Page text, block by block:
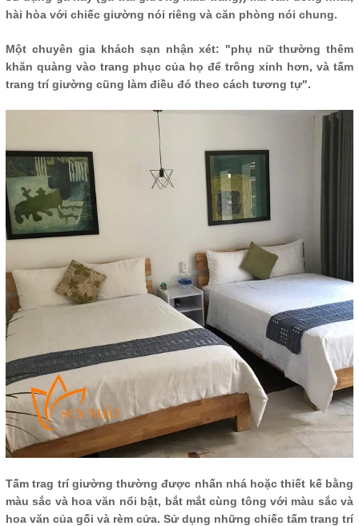
hài hòa với chiếc giường nói riêng và căn phòng nói chung.
Một chuyên gia khách sạn nhận xét: "phụ nữ thường thêm
khăn quàng vào trang phục của họ để trông xinh hơn, và tấm
trang trí giường cũng làm điều đó theo cách tương tự".
Tấm trag trí giường thường được nhấn nhá hoặc thiết kế bằng
màu sắc và hoa văn nổi bật, bắt mắt cùng tông với màu sắc và
hoa văn của gối và rèm cửa. Sử dụng những chiếc tấm trang trí